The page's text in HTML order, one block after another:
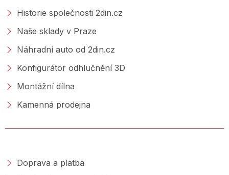
Historie společnosti 2din.cz
Naše sklady v Praze
Náhradní auto od 2din.cz
Konfigurátor odhlučnění 3D
Montážní dílna
Kamenná prodejna
Doprava a platba